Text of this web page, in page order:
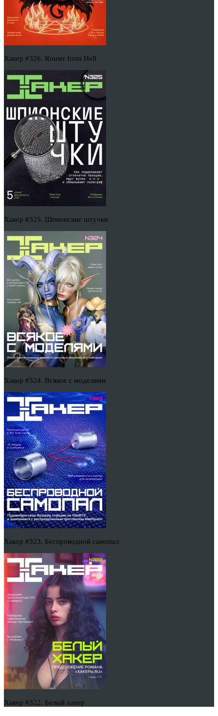
Хакер #326. Router from Hell
Хакер #325. Шпионские штучки
Хакер #324. Всякое с моделями
Хакер #323. Беспроводной самопал
Хакер #322. Белый хакер